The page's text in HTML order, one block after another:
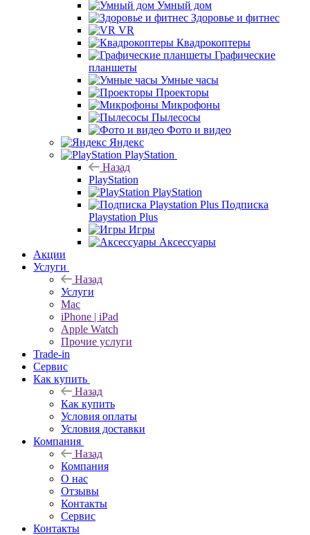
Умный дом
Здоровье и фитнес
VR
Квадрокоптеры
Графические
планшеты
Умные часы
Проекторы
Микрофоны
Пылесосы
Фото и видео
Яндекс
PlayStation
Назад
PlayStation
PlayStation
Подписка
Playstation Plus
Игры
Аксессуары
Акции
Услуги
Назад
Услуги
Mac
iPhone | iPad
Apple Watch
Прочие услуги
Trade-in
Сервис
Как купить
Назад
Как купить
Условия оплаты
Условия доставки
Компания
Назад
Компания
О нас
Отзывы
Контакты
Сервис
Контакты